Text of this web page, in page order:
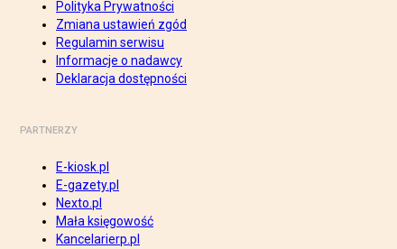
Polityka Prywatności
Zmiana ustawień zgód
Regulamin serwisu
Informacje o nadawcy
Deklaracja dostępności
PARTNERZY
E-kiosk.pl
E-gazety.pl
Nexto.pl
Mała księgowość
Kancelarierp.pl